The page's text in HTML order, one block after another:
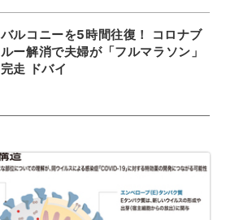
バルコニーを5時間往復！ コロナブ
ルー解消で夫婦が「フルマラソン」
完走 ドバイ